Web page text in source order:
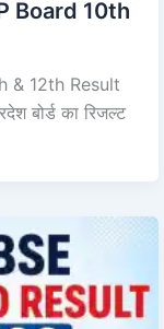
Board 10th
& 12th Result
बोर्ड का रिजल्ट